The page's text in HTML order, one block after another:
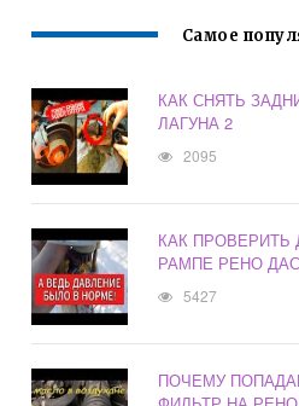
Самое
КАК СНЯТЬ
ЛАГУНА 2
2095
КАК
РАМПЕ РЕНО
5427
ПОЧЕМУ